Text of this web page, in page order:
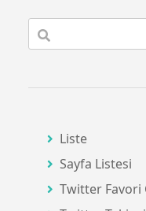
Liste
Sayfa Listesi
Twitter Favori